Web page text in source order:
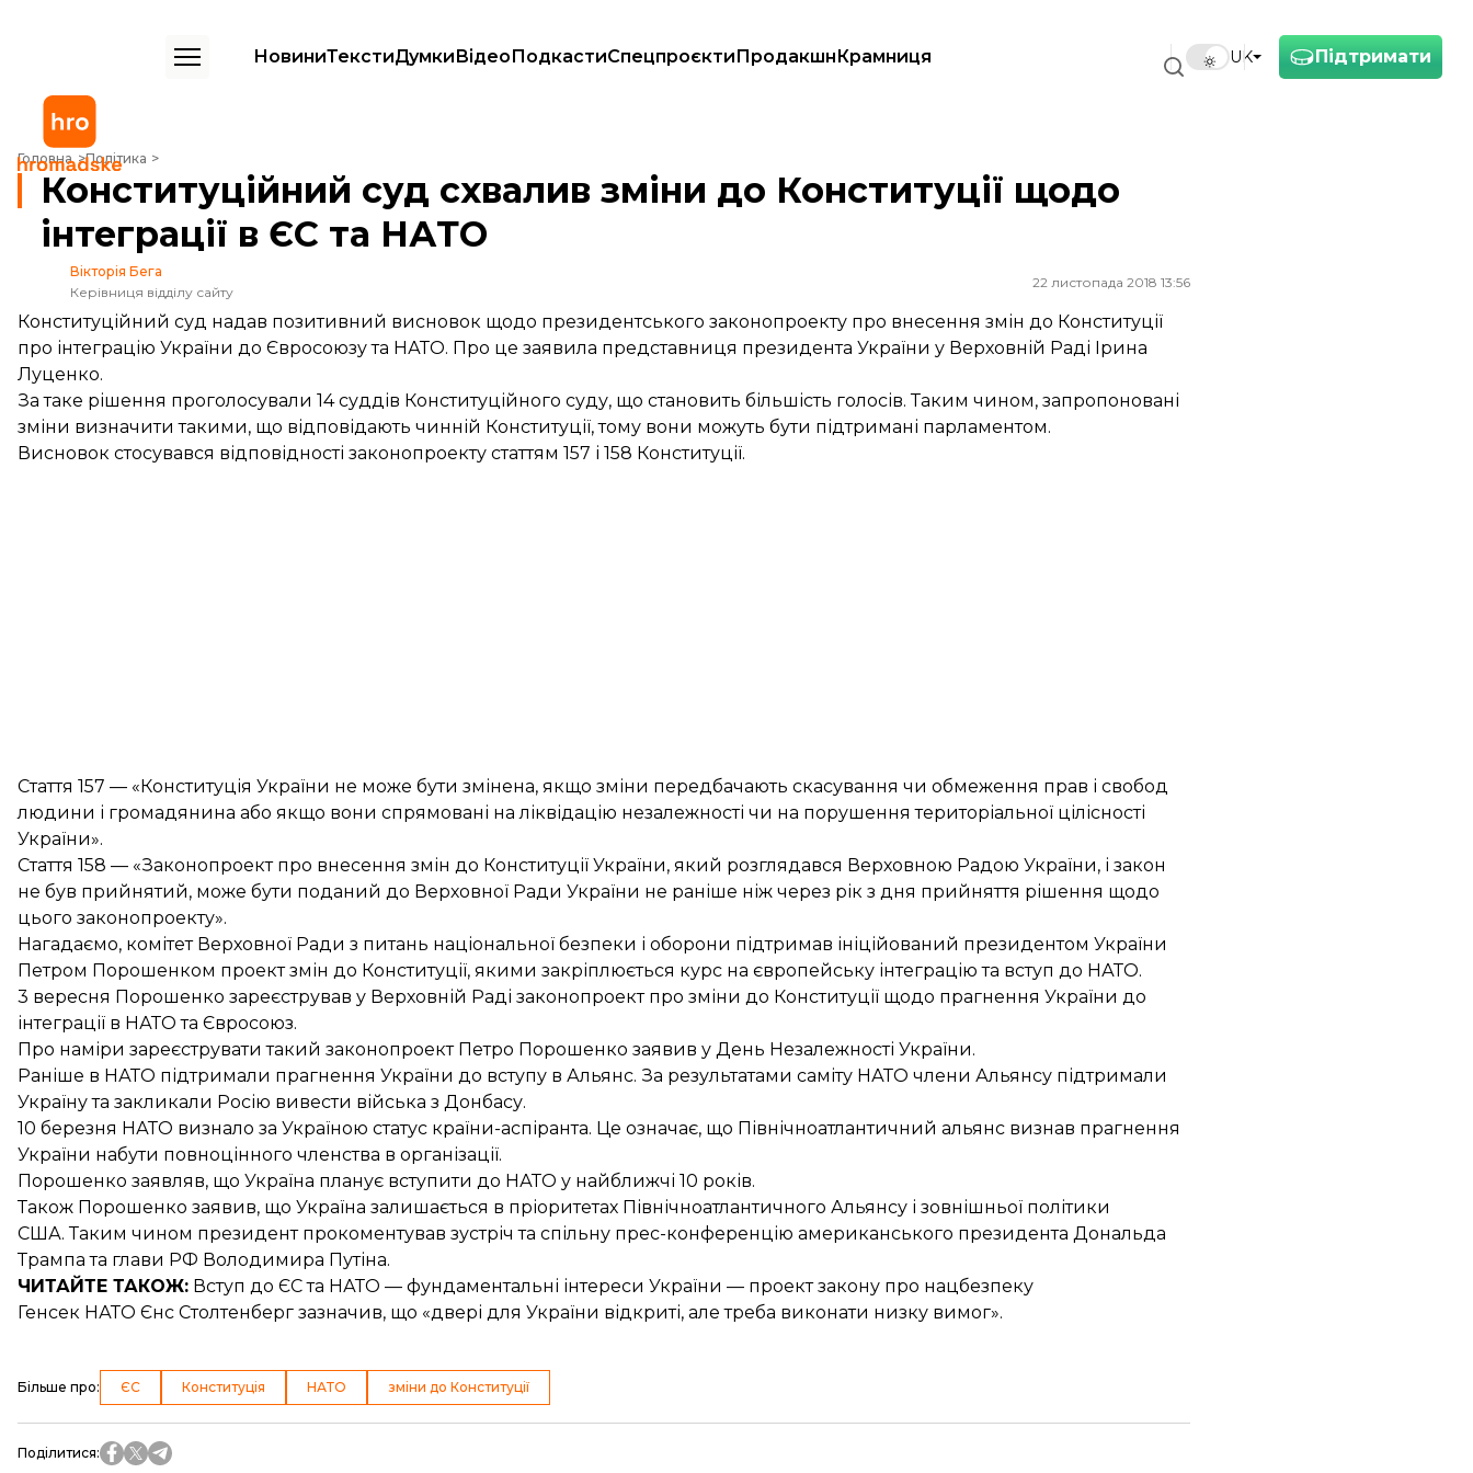
Підтримати
UK
НовиниТекстиДумкиВідеоПодкастиСпецпроєктиПродакшнКрамниця
Головна Політика
Конституційний суд схвалив зміни до Конституції щодо інтеграції в ЄС та НАТО
Конституційний суд схвалив зміни до Конституції щодо
інтеграції в ЄС та НАТО
Вікторія Бега
Керівниця відділу сайту
22 листопада 2018 13:56
Конституційний суд надав позитивний висновок щодо президентського законопроекту про внесення змін до Конституції
про інтеграцію України до Євросоюзу та НАТО. Про це заявила представниця президента України у Верховній Раді Ірина
Луценко.
За таке рішення проголосували 14 суддів Конституційного суду, що становить більшість голосів. Таким чином, запропоновані
зміни визначити такими, що відповідають чинній Конституції, тому вони можуть бути підтримані парламентом.
Висновок стосувався відповідності законопроекту статтям 157 і 158 Конституції.
Стаття 157 — «Конституція України не може бути змінена, якщо зміни передбачають скасування чи обмеження прав і свобод
людини і громадянина або якщо вони спрямовані на ліквідацію незалежності чи на порушення територіальної цілісності
України».
Стаття 158 — «Законопроект про внесення змін до Конституції України, який розглядався Верховною Радою України, і закон
не був прийнятий, може бути поданий до Верховної Ради України не раніше ніж через рік з дня прийняття рішення щодо
цього законопроекту».
Нагадаємо, комітет Верховної Ради з питань національної безпеки і оборони підтримав ініційований президентом України
Петром Порошенком проект змін до Конституції, якими закріплюється курс на європейську інтеграцію та вступ до НАТО.
3 вересня Порошенко зареєстрував у Верховній Раді законопроект про зміни до Конституції щодо прагнення України до
інтеграції в НАТО та Євросоюз.
Про наміри зареєструвати такий законопроект Петро Порошенко заявив у День Незалежності України.
Раніше в НАТО підтримали прагнення України до вступу в Альянс. За результатами саміту НАТО члени Альянсу підтримали
Українута закликали Росію вивести війська з Донбасу.
10 березня НАТО визнало за Україною статус країни-аспіранта. Це означає, що Північноатлантичний альянс визнав прагнення
України набути повноцінного членства в організації.
Порошенко заявляв, що Україна планує вступити до НАТО у найближчі 10 років.
Також Порошенко заявив, що Україна залишається в пріоритетах Північноатлантичного Альянсу і зовнішньої політики
США. Таким чином президент прокоментував зустріч та спільну прес-конференцію американського президента Дональда
Трампа та глави РФ Володимира Путіна.
ЧИТАЙТЕ ТАКОЖ: Вступ до ЄС та НАТО — фундаментальні інтереси України — проект закону про нацбезпеку
Генсек НАТО Єнс Столтенберг зазначив, що «двері для України відкриті, але треба виконати низку вимог».
Більше про: ЄС Конституція НАТО зміни до Конституції
Поділитися: